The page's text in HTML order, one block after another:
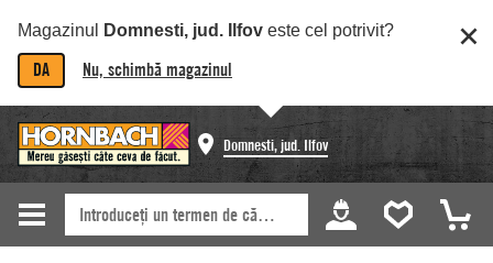
Magazinul Domnesti, jud. Ilfov este cel potrivit?
DA Nu, schimbă magazinul
Domnesti, jud. Ilfov